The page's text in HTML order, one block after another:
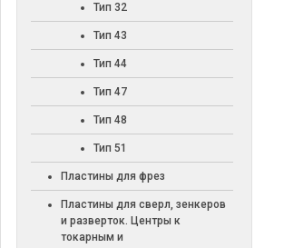
Тип 32
Тип 43
Тип 44
Тип 47
Тип 48
Тип 51
Пластины для фрез
Пластины для сверл, зенкеров
и разверток. Центры к
токарным и